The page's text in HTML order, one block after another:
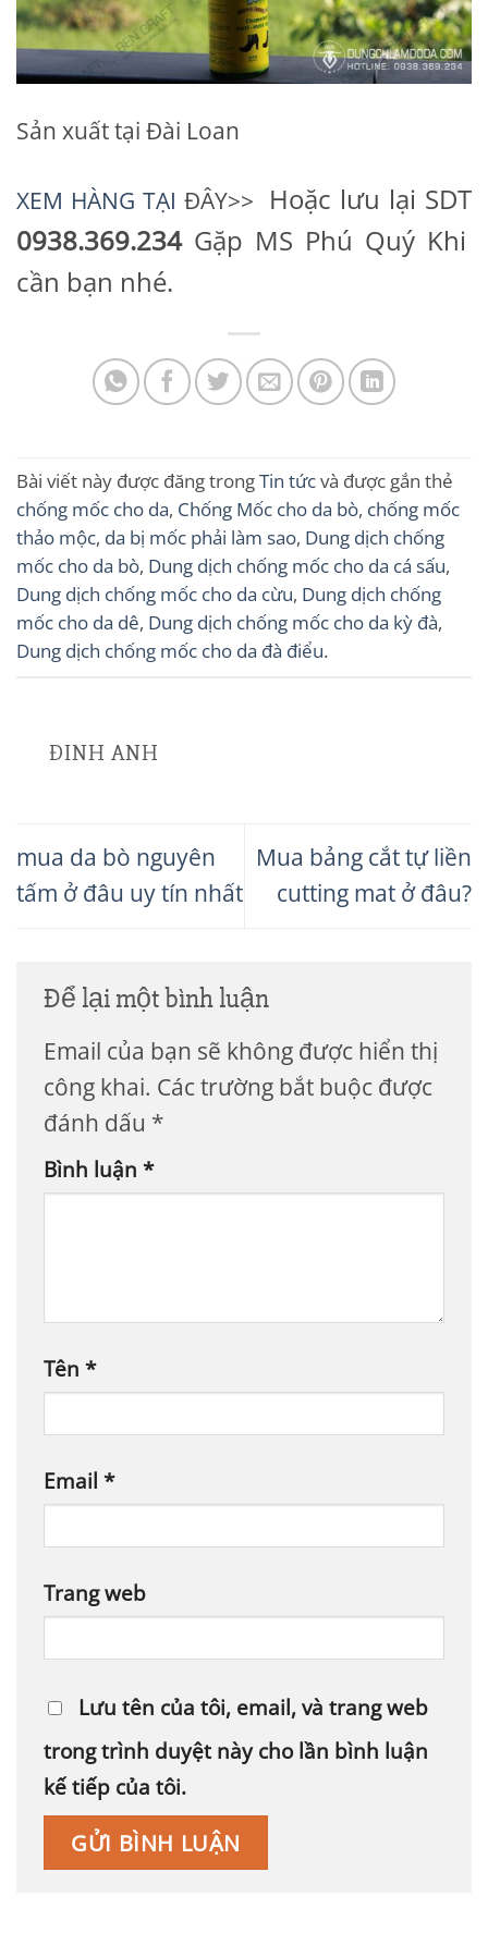
Sản xuất tại Đài Loan
XEM HÀNG TẠI ĐÂY>> Hoặc lưu lại SDT
0938.369.234Gặp MS Phú Quý Khi
cần bạn nhé.
Bài viết này được đăng trongTin tứcvà được gắn thẻ
chống mốc cho da, Chống Mốc cho da bò, chống mốc
thảo mộc, da bị mốc phải làm sao, Dung dịch chống
mốc cho da bò, Dung dịch chống mốc cho da cá sấu,
Dung dịch chống mốc cho da cừu, Dung dịch chống
mốc cho da dê, Dung dịch chống mốc cho da kỳ đà,
Dung dịch chống mốc cho da đà điểu.
ĐINH ANH
mua da bò nguyên
tấm ở đâu uy tín nhất
Mua bảng cắt tự liền
cutting mat ở đâu?
Để lại một bình luận
Email của bạn sẽ không được hiển thị
công khai. Các trường bắt buộc được
đánh dấu *
Bình luận *
Tên *
Email *
Trang web
Lưu tên của tôi, email, và trang web
trong trình duyệt này cho lần bình luận
kế tiếp của tôi.